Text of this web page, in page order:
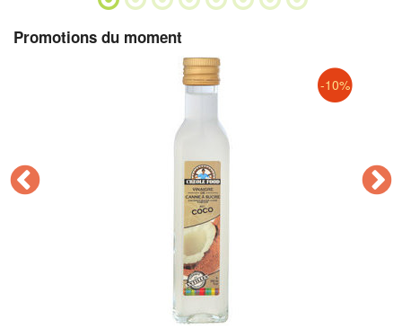
Promotions du moment
-10%